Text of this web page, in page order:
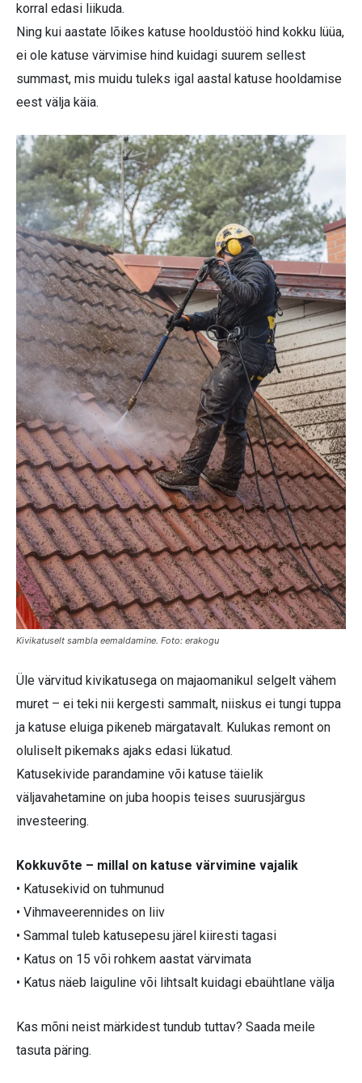
korral edasi liikuda.
Ning kui aastate lõikes katuse hooldustöö hind kokku lüüa,
ei ole katuse värvimise hind kuidagi suurem sellest
summast, mis muidu tuleks igal aastal katuse hooldamise
eest välja käia.
Kivikatuselt sambla eemaldamine. Foto: erakogu
Üle värvitud kivikatusega on majaomanikul selgelt vähem
muret – ei teki nii kergesti sammalt, niiskus ei tungi tuppa
ja katuse eluiga pikeneb märgatavalt. Kulukas remont on
oluliselt pikemaks ajaks edasi lükatud.
Katusekivide parandamine või katuse täielik
väljavahetamine on juba hoopis teises suurusjärgus
investeering.
Kokkuvõte – millal on katuse värvimine vajalik
• Katusekivid on tuhmunud
• Vihmaveerennides on liiv
• Sammal tuleb katusepesu järel kiiresti tagasi
• Katus on 15 või rohkem aastat värvimata
• Katus näeb laiguline või lihtsalt kuidagi ebaühtlane välja
Kas mõni neist märkidest tundub tuttav? Saada meile
tasuta päring.